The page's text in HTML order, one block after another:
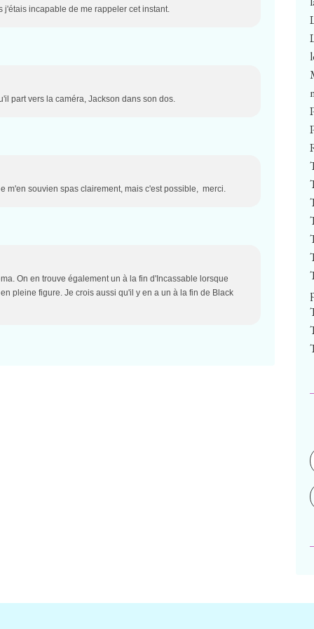
j'étais incapable de me rappeler cet instant.
part vers la caméra, Jackson dans son dos.
m'en souvien spas clairement, mais c'est possible, merci.
On en trouve également un à la fin d'Incassable lorsque
pleine figure. Je crois aussi qu'il y en a un à la fin de Black